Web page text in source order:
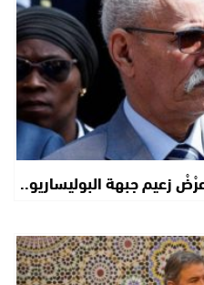
زعيم جبهة البوليساريو..